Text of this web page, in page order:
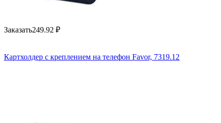
Заказать249.92 ₽
Картхолдер с креплением на телефон Favor, 7319.12